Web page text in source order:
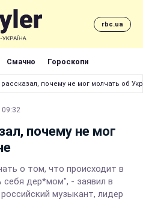
rbc.ua
Смачно Гороскопи
почему не мог молчать об
09:32
почему не мог
о том, что происходит в
себя дер*мом", - заявил в
музыкант, лидер